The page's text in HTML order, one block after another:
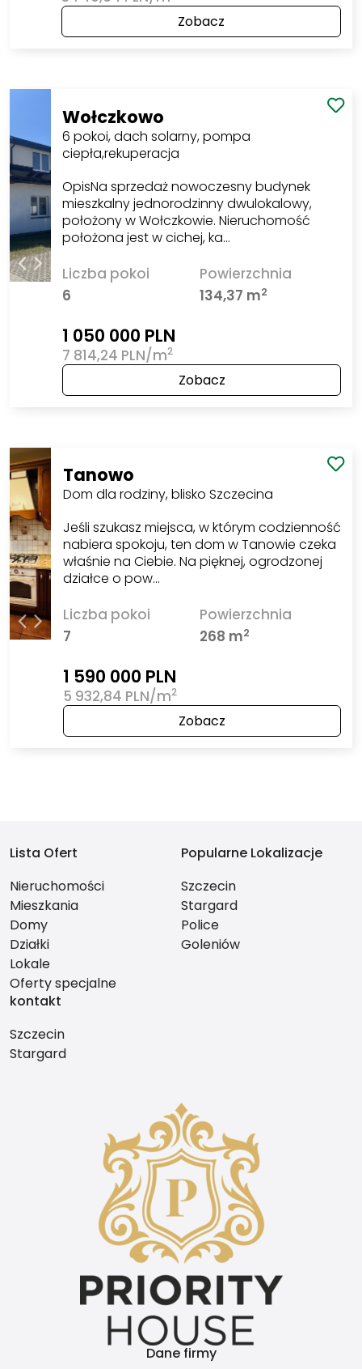
Zobacz
Wołczkowo
6 pokoi, dach solarny, pompa
ciepła,rekuperacja
OpisNa sprzedaż nowoczesny budynek
mieszkalny jednorodzinny dwulokalowy,
położony w Wołczkowie. Nieruchomość
położona jest w cichej, ka…
Liczba pokoi
6
Powierzchnia
134,37 m2
1 050 000 PLN
7 814,24 PLN/m2
Zobacz
Tanowo
Dom dla rodziny, blisko Szczecina
Jeśli szukasz miejsca, w którym codzienność
nabiera spokoju, ten dom w Tanowie czeka
właśnie na Ciebie. Na pięknej, ogrodzonej
działce o pow…
Liczba pokoi
7
Powierzchnia
268 m2
1 590 000 PLN
5 932,84 PLN/m2
Zobacz
Lista Ofert
Nieruchomości
Mieszkania
Domy
Działki
Lokale
Oferty specjalne
Popularne Lokalizacje
Szczecin
Stargard
Police
Goleniów
kontakt
Szczecin
Stargard
Dane firmy